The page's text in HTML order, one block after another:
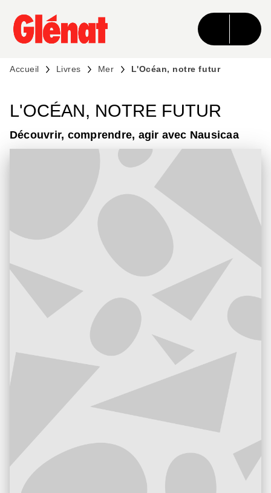
MENU RECHERCHE CONTENU
PIED DE PAGE
Accueil Livres Mer L'Océan, notre futur
L'OCÉAN, NOTRE FUTUR
Découvrir, comprendre, agir avec Nausicaa